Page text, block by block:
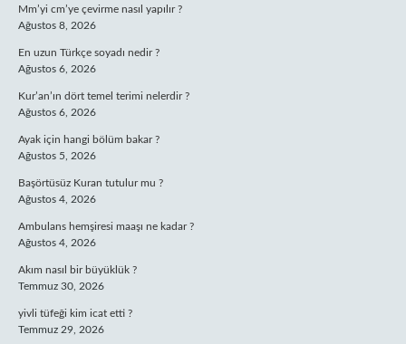
Mm’yi cm’ye çevirme nasıl yapılır ?
Ağustos 8, 2026
En uzun Türkçe soyadı nedir ?
Ağustos 6, 2026
Kur’an’ın dört temel terimi nelerdir ?
Ağustos 6, 2026
Ayak için hangi bölüm bakar ?
Ağustos 5, 2026
Başörtüsüz Kuran tutulur mu ?
Ağustos 4, 2026
Ambulans hemşiresi maaşı ne kadar ?
Ağustos 4, 2026
Akım nasıl bir büyüklük ?
Temmuz 30, 2026
yivli tüfeği kim icat etti ?
Temmuz 29, 2026